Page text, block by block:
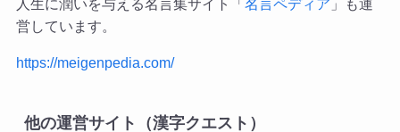
人生に潤いを与える名言集サイト「名言ペディア 」も運
営しています。
https://meigenpedia.com/
他の運営サイト（漢字クエスト）